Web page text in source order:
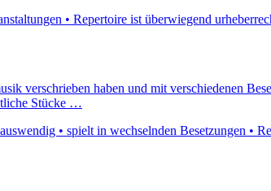
• Repertoire ist überwiegend
verschrieben haben und mit verschiedenen
Stücke …
• spielt in wechselnden Besetzungen •